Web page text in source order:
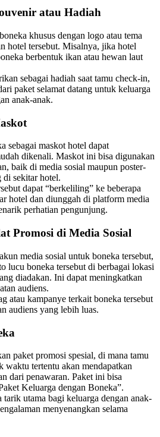
atau Hadiah
khusus dengan logo atau tema
hotel tersebut. Misalnya, jika hotel
berbentuk ikan atau hewan laut
sebagai hadiah saat tamu check-in,
paket selamat datang untuk keluarga
anak-anak.
sebagai maskot hotel dapat
dikenali. Maskot ini bisa digunakan
baik di media sosial maupun poster-
di sekitar hotel.
dapat “berkeliling” ke beberapa
hotel dan diunggah di platform media
perhatian pengunjung.
Promosi di Media Sosial
media sosial untuk boneka tersebut,
lucu boneka tersebut di berbagai lokasi
diadakan. Ini dapat meningkatkan
audiens.
atau kampanye terkait boneka tersebut
audiens yang lebih luas.
paket promosi spesial, di mana tamu
waktu tertentu akan mendapatkan
dari penawaran. Paket ini bisa
Keluarga dengan Boneka”.
utama bagi keluarga dengan anak-
menyenangkan selama